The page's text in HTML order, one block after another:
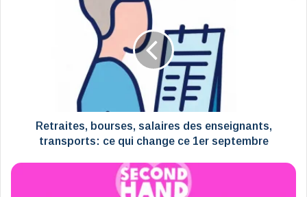
Retraites, bourses, salaires des enseignants,
transports: ce qui change ce 1er septembre
Septembre